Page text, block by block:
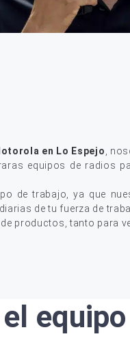
en Lo Espejo
,
equipos de radios
de trabajo, ya que
de tu fuerza de
productos, tanto para